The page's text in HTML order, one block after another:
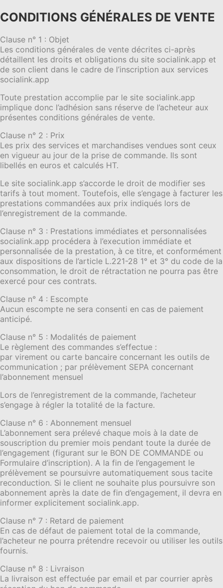
CONDITIONS GÉNÉRALES DE VENTE
Clause n° 1 : Objet
Les conditions générales de vente décrites ci-après
détaillent les droits et obligations du site socialink.app et
de son client dans le cadre de l’inscription aux services
socialink.app
Toute prestation accomplie par le site socialink.app
implique donc l’adhésion sans réserve de l’acheteur aux
présentes conditions générales de vente.
Clause n° 2 : Prix
Les prix des services et marchandises vendues sont ceux
en vigueur au jour de la prise de commande. Ils sont
libellés en euros et calculés HT.
Le site socialink.app s’accorde le droit de modifier ses
tarifs à tout moment. Toutefois, elle s’engage à facturer les
prestations commandées aux prix indiqués lors de
l’enregistrement de la commande.
Clause n° 3 : Prestations immédiates et personnalisées
socialink.app procédera à l’execution immédiate et
personnalisée de la prestation, à ce titre, et conformément
aux dispositions de l’article L.221-28 1° et 3° du code de la
consommation, le droit de rétractation ne pourra pas être
exercé pour ces contrats.
Clause n° 4 : Escompte
Aucun escompte ne sera consenti en cas de paiement
anticipé.
Clause n° 5 : Modalités de paiement
Le règlement des commandes s’effectue :
par virement ou carte bancaire concernant les outils de
communication ; par prélèvement SEPA concernant
l’abonnement mensuel
Lors de l’enregistrement de la commande, l’acheteur
s’engage à régler la totalité de la facture.
Clause n° 6 : Abonnement mensuel
L’abonnement sera prélevé chaque mois à la date de
souscription du premier mois pendant toute la durée de
l’engagement (figurant sur le BON DE COMMANDE ou
Formulaire d’inscription). A la fin de l’engagement le
prélèvement se poursuivre automatiquement sous tacite
reconduction. Si le client ne souhaite plus poursuivre son
abonnement après la date de fin d’engagement, il devra en
informer explicitement socialink.app.
Clause n° 7 : Retard de paiement
En cas de défaut de paiement total de la commande,
l’acheteur ne pourra prétendre recevoir ou utiliser les outils
fournis.
Clause n° 8 : Livraison
La livraison est effectuée par email et par courrier après